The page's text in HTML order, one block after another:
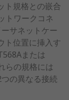
ト規格との嵌合
トワークコネ
サネットケー
ト位置に挿入す
または
らの規格には
の異なる接続